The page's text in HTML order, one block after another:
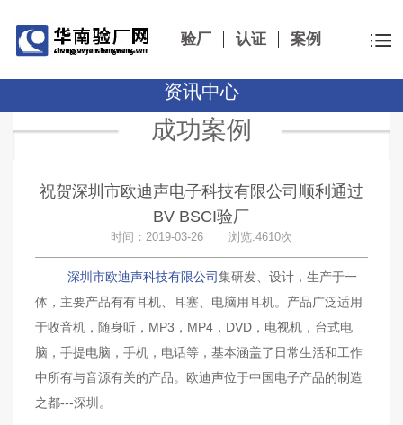
验厂 认证 案例
资讯中心
成功案例
祝贺深圳市欧迪声电子科技有限公司顺利通过
BV BSCI验厂
时间：2019-03-26 浏览:4610次
深圳市欧迪声科技有限公司集研发、设计，生产于一
体，主要产品有有耳机、耳塞、电脑用耳机。产品广泛适用
于收音机，随身听，MP3，MP4，DVD，电视机，台式电
脑，手提电脑，手机，电话等，基本涵盖了日常生活和工作
中所有与音源有关的产品。欧迪声位于中国电子产品的制造
之都---深圳。